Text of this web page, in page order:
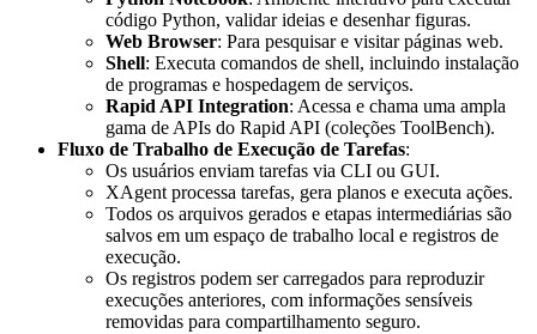
código Python, validar ideias e desenhar figuras.
Web Browser: Para pesquisar e visitar páginas web.
Shell: Executa comandos de shell, incluindo instalação
de programas e hospedagem de serviços.
Rapid API Integration: Acessa e chama uma ampla
gama de APIs do Rapid API (coleções ToolBench).
Fluxo de Trabalho de Execução de Tarefas:
Os usuários enviam tarefas via CLI ou GUI.
XAgent processa tarefas, gera planos e executa ações.
Todos os arquivos gerados e etapas intermediárias são
salvos em um espaço de trabalho local e registros de
execução.
Os registros podem ser carregados para reproduzir
execuções anteriores, com informações sensíveis
removidas para compartilhamento seguro.